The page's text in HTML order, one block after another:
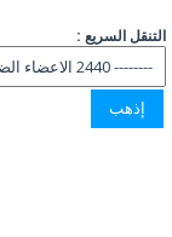
التنقل السريع :